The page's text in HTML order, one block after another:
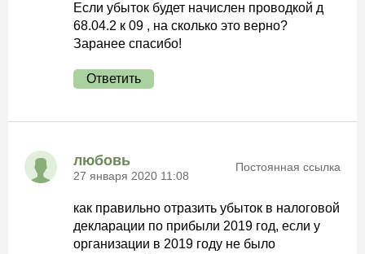
Если убыток будет начислен проводкой д
68.04.2 к 09 , на сколько это верно?
Заранее спасибо!
Ответить
любовь
27 января 2020 11:08
Постоянная ссылка
как правильно отразить убыток в налоговой
декларации по прибыли 2019 год, если у
организации в 2019 году не было